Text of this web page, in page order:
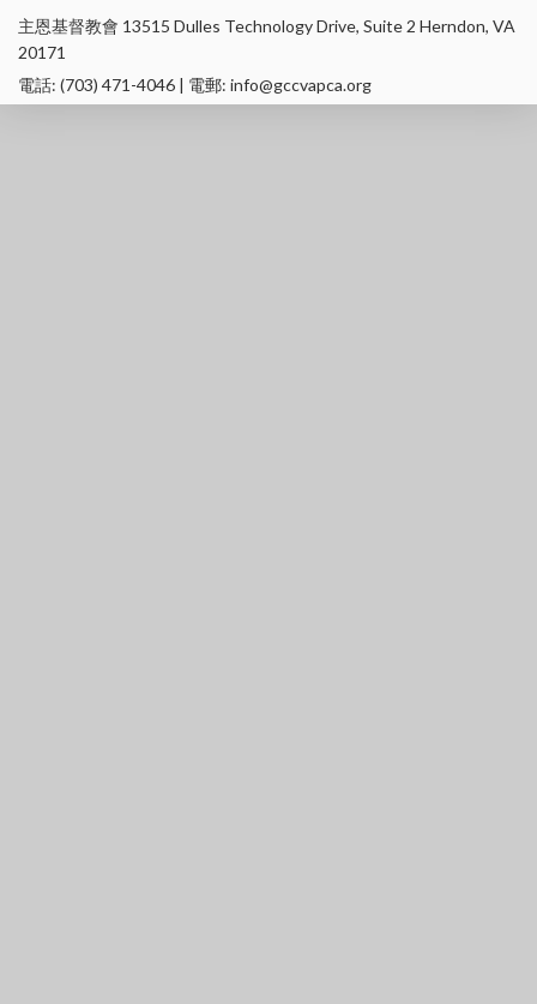
主恩基督教會 13515 Dulles Technology Drive, Suite 2 Herndon, VA
20171
電話: (703) 471-4046 | 電郵: info@gccvapca.org